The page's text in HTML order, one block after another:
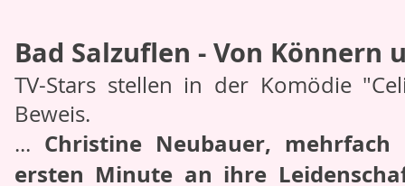
Bad Salzuflen - Von Könnern
TV-Stars stellen in der Komödie
Beweis.
... Christine Neubauer,
ersten Minute an ihre